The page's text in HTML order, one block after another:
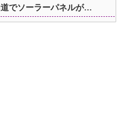
道でソーラーパネルが…